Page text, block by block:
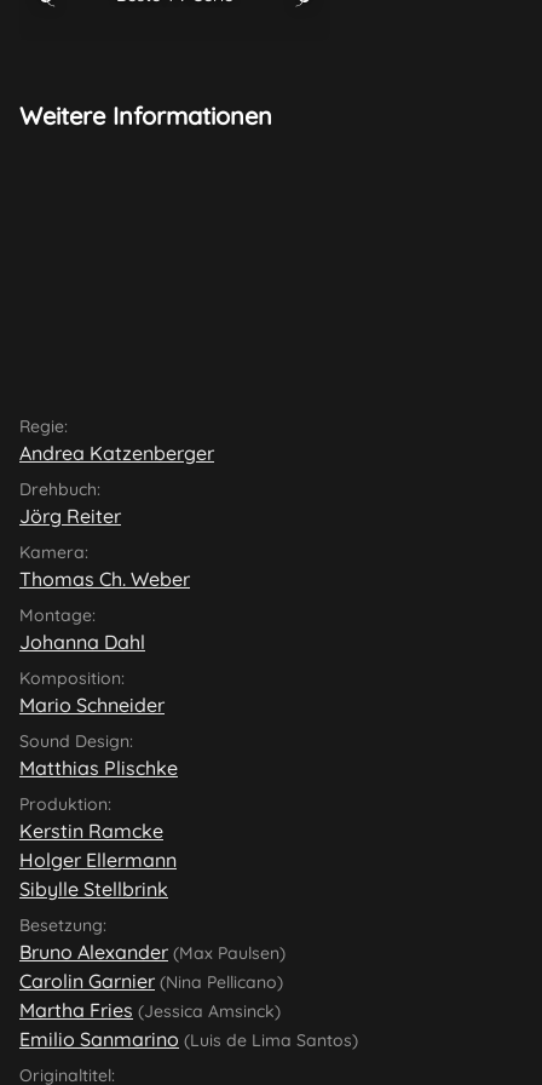
Weitere Informationen
Regie:
Andrea Katzenberger
Drehbuch:
Jörg Reiter
Kamera:
Thomas Ch. Weber
Montage:
Johanna Dahl
Komposition:
Mario Schneider
Sound Design:
Matthias Plischke
Produktion:
Kerstin Ramcke
Holger Ellermann
Sibylle Stellbrink
Besetzung:
Bruno Alexander (Max Paulsen)
Carolin Garnier (Nina Pellicano)
Martha Fries (Jessica Amsinck)
Emilio Sanmarino (Luis de Lima Santos)
Originaltitel: